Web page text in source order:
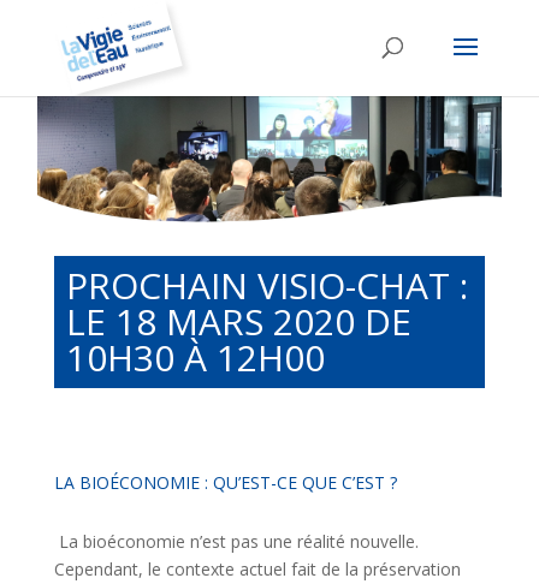
PROCHAIN VISIO-CHAT :
LE 18 MARS 2020 DE
10H30 À 12H00
LA BIOÉCONOMIE : QU’EST-CE QUE C’EST ?
La bioéconomie n’est pas une réalité nouvelle.
Cependant, le contexte actuel fait de la préservation